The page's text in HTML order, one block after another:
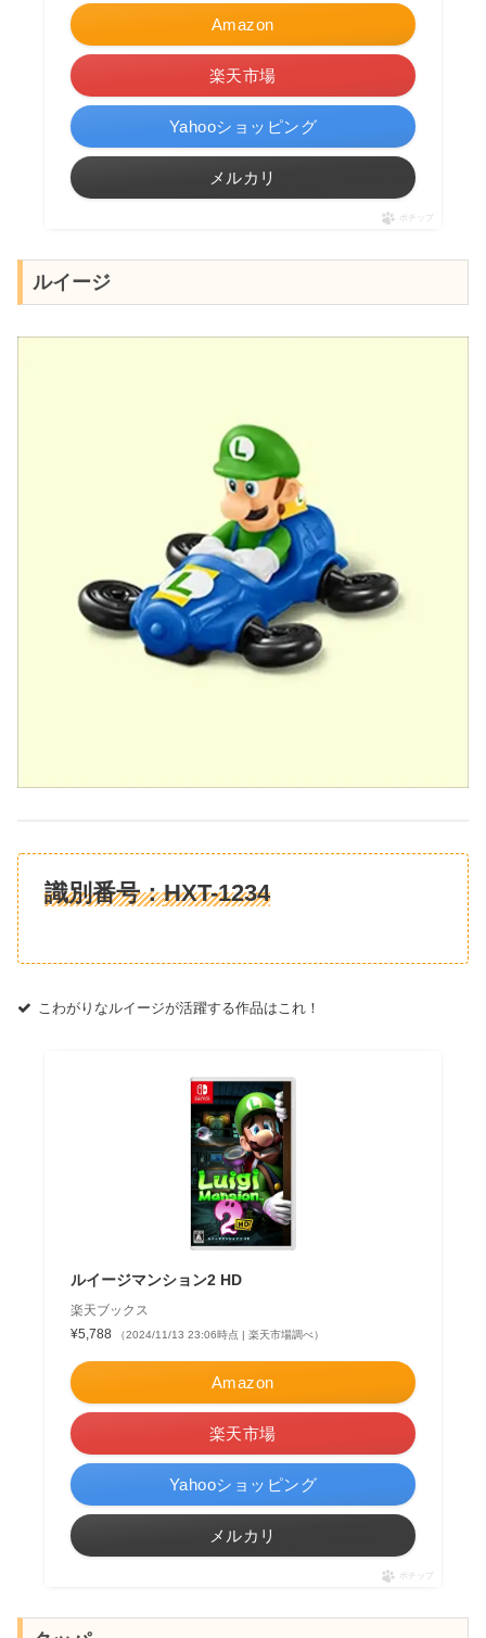
Amazon
楽天市場
Yahooショッピング
メルカリ
ポチップ
ルイージ
識別番号：HXT-1234
こわがりなルイージが活躍する作品はこれ！
ルイージマンション2 HD
楽天ブックス
¥5,788
（2024/11/13 23:06時点 | 楽天市場調べ）
Amazon
楽天市場
Yahooショッピング
メルカリ
ポチップ